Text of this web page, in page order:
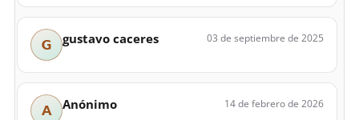
G gustavo caceres 03 de septiembre de 2025
A Anónimo 14 de febrero de 2026